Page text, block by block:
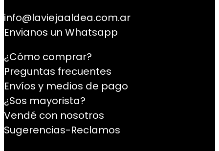
info@laviejaaldea.com.ar
Envianos un Whatsapp
¿Cómo comprar?
Preguntas frecuentes
Envíos y medios de pago
¿Sos mayorista?
Vendé con nosotros
Sugerencias-Reclamos